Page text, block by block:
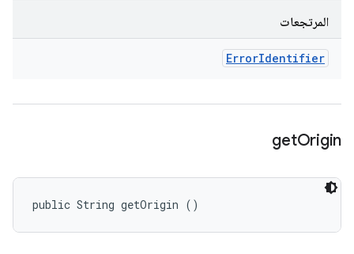
المرتجعات
ErrorIdentifier
getOrigin
public String getOrigin ()